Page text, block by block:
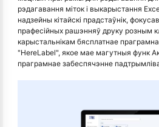
рэдагавання міток і выкарыстання
надзейны кітайскі прадстаўнік,
прафесійных рашэнняў друку розным
карыстальнікам бясплатнае
"HereLabel", якое мае магутныя функ
праграмнае забеспячэнне